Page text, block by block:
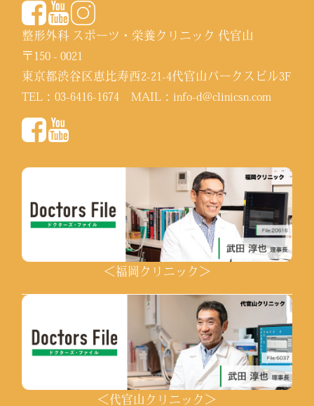
整形外科 スポーツ・栄養クリニック 代官山
〒150 - 0021
東京都渋谷区恵比寿西2-21-4代官山パークスビル3F
TEL：03-6416-1674 MAIL：info-d@clinicsn.com
＜福岡クリニック＞
＜代官山クリニック＞